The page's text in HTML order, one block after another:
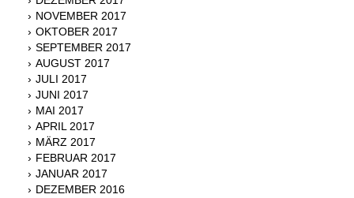
NOVEMBER 2017
OKTOBER 2017
SEPTEMBER 2017
AUGUST 2017
JULI 2017
JUNI 2017
MAI 2017
APRIL 2017
MÄRZ 2017
FEBRUAR 2017
JANUAR 2017
DEZEMBER 2016